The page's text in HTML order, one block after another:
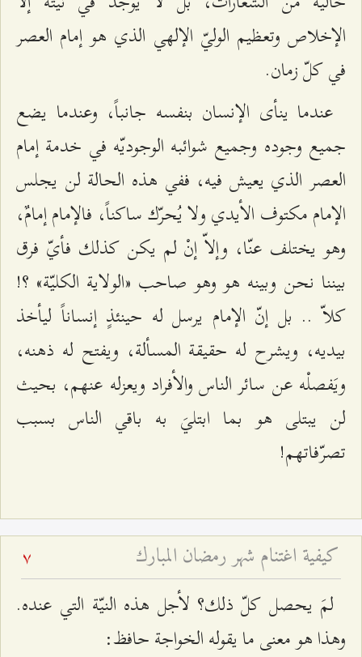
الإخلاص وتعظيم الوليّ الإلهي الذي هو إمام العصر
في كلّ زمان.
عندما ينأى الإنسان بنفسه جانباً، وعندما يضع
جميع وجوده وجميع شوائبه الوجوديّه في خدمة إمام
العصر الذي يعيش فيه، ففي هذه الحالة لن يجلس
الإمام مكتوف الأيدي ولا يُحرّك ساكناً، فالإمام إمامٌ،
وهو يختلف عنّا، وإلاّ إنْ لم يكن كذلك فأيّ فرق
بيننا نحن وبينه هو وهو صاحب «الولاية الكليّة» ؟!
كلاّ .. بل إنّ الإمام يرسل له حينئذٍ إنساناً ليأخذ
بيديه، ويشرح له حقيقة المسألة، ويفتح له ذهنه،
ويَفصلْه عن سائر الناس والأفراد ويعزله عنهم، بحيث
لن يبتلى هو بما ابتليَ به باقي الناس بسبب
تصرّفاتهم!
كيفية اغتنام شهر رمضان المبارك 7
لمَ يحصل كلّ ذلك؟ لأجل هذه النيّة التي عنده.
وهذا هو معنى ما يقوله الخواجة حافظ: